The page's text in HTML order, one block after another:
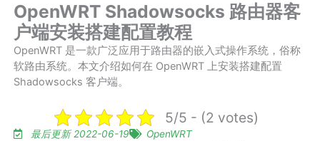
OpenWRT Shadowsocks 路由器客
户端安装搭建配置教程
OpenWRT 是一款广泛应用于路由器的嵌入式操作系统，俗称
软路由系统。本文介绍如何在 OpenWRT 上安装搭建配置
Shadowsocks 客户端。
5/5 - (2 votes)
最后更新 2022-06-19
OpenWRT